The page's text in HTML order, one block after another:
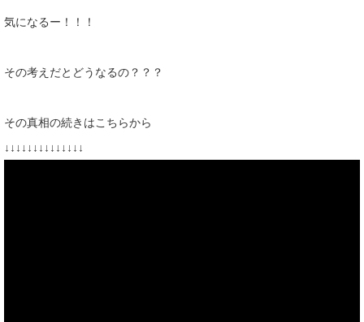
気になるー！！！
その考えだとどうなるの？？？
その真相の続きはこちらから
↓↓↓↓↓↓↓↓↓↓↓↓↓↓